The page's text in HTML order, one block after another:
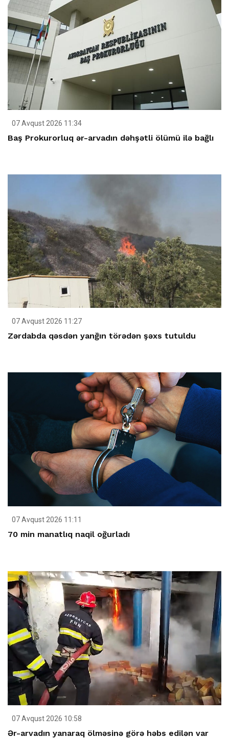
07 Avqust 2026 11:34
Baş Prokurorluq ər-arvadın dəhşətli ölümü ilə bağlı
07 Avqust 2026 11:27
Zərdabda qəsdən yanğın törədən şəxs tutuldu
07 Avqust 2026 11:11
70 min manatlıq naqil oğurladı
07 Avqust 2026 10:58
Ər-arvadın yanaraq ölməsinə görə həbs edilən var